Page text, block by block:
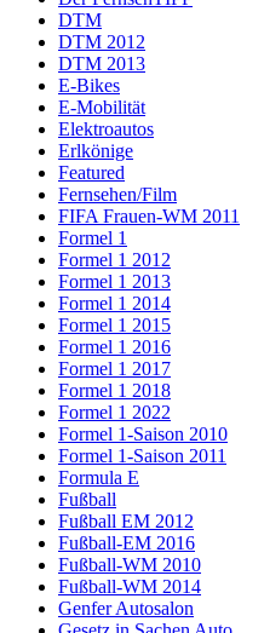
DTM
DTM 2012
DTM 2013
E-Bikes
E-Mobilität
Elektroautos
Erlkönige
Featured
Fernsehen/Film
FIFA Frauen-WM 2011
Formel 1
Formel 1 2012
Formel 1 2013
Formel 1 2014
Formel 1 2015
Formel 1 2016
Formel 1 2017
Formel 1 2018
Formel 1 2022
Formel 1-Saison 2010
Formel 1-Saison 2011
Formula E
Fußball
Fußball EM 2012
Fußball-EM 2016
Fußball-WM 2010
Fußball-WM 2014
Genfer Autosalon